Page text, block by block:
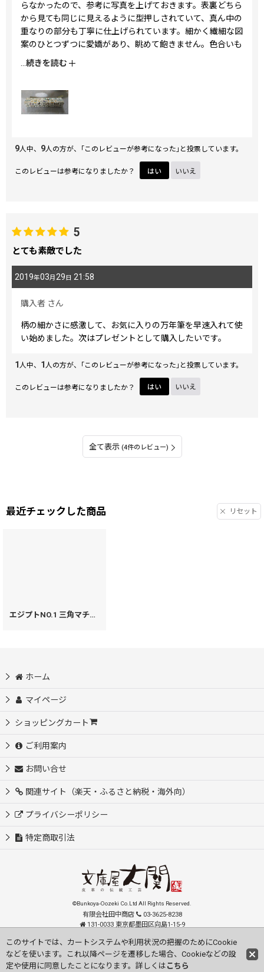
らなかったので、参考に写真を上げておきます。表裏どちら
から見ても同じに見えるように型押しされていて、真ん中の
重なりの部分も丁寧に仕上げられています。細かく繊細な図
案のひとつずつに愛嬌があり、眺めて飽きません。色合いも
上品で、金彩と錆色にブルーグリーンがとても素敵です。こ
の柄で是非ブックカバーも作っていただきたいです。
...続きを読む
9人中、 9人の方が、｢このレビューが参考になった｣と投票しています。
このレビューは参考になりましたか？ はい いいえ
5
とても素敵でした
2019年03月 29日 21:58
購入者 さん
柄の細かさに感激して、お気に入りの万年筆を早速入れて使
い始めました。次はプレゼントとして購入したいです。
1 人中、 1 人の方が、｢このレビューが参考になった｣と投票しています。
このレビューは参考になりましたか？ はい いいえ
全て表示 (4件のレビュー)
最近チェックした商品 リセット
エジプトNO.1 三角マチのペンケース
ホーム
マイページ
ショッピングカート
ご利用案内
お問い合せ
関連サイト（楽天・ふるさと納税・海外向）
プライバシーポリシー
特定商取引法
©Bunkoya-Oozeki Co.Ltd All Rights Reserved.
有限会社田中商店
03-3625-8238
131-0033 東京都墨田区向島1-15-9
Visit our English Store
このサイトでは、カートシステムや利用状況の把握のためにCookie
などを使います。これ以降ページを遷移した場合、Cookieなどの設
定や使用に同意したことになります。詳しくは こちら